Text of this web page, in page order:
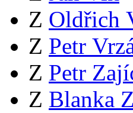
Z Oldřich
Z Petr
Z Petr
Z Blanka